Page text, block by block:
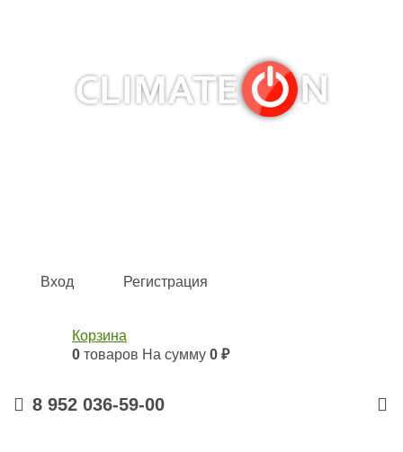
Вход Регистрация
Корзина
0 товаров На сумму 0 ₽
8 952 036-59-00